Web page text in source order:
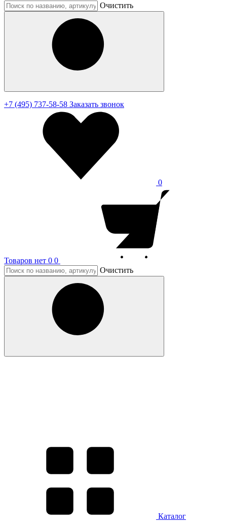
Очистить
+7 (495) 737-58-58 Заказать звонок
0
Товаров нет 0 0
Очистить
Каталог